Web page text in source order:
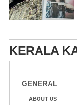
KERALA
GENERAL
ABOUT US